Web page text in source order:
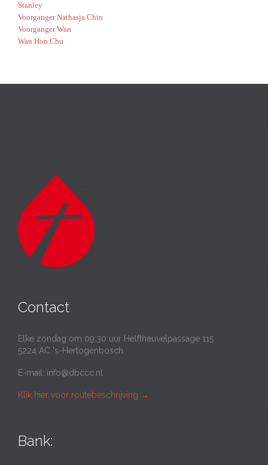
Stanley
Voorganger Nathasja Chin
Voorganger Wan
Wan Hon Chu
Contact
Elke zondag om 09:30 uur Helftheuvelpassage 115
5224 AC 's-Hertogenbosch
E-mail: info@dbccc.nl
Klik hier voor routebeschrijving →
Bank: